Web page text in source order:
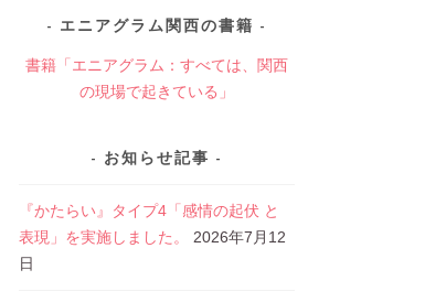
エニアグラム関西の書籍
書籍「エニアグラム：すべては、関西
の現場で起きている」
お知らせ記事
『かたらい』タイプ4「感情の起伏 と
表現」を実施しました。
2026年7月12
日